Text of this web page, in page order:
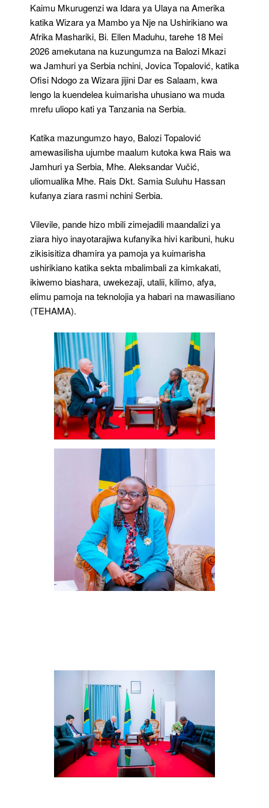
Serbia,
Ujumbe
Maalum
Wawasilishwa
Kaimu Mkurugenzi wa Idara ya Ulaya na Amerika
katika Wizara ya Mambo ya Nje na Ushirikiano wa
Afrika Mashariki, Bi. Ellen Maduhu, tarehe 18 Mei
2026 amekutana na kuzungumza na Balozi Mkazi
wa Jamhuri ya Serbia nchini, Jovica Topalović, katika
Ofisi Ndogo za Wizara jijini Dar es Salaam, kwa
lengo la kuendelea kuimarisha uhusiano wa muda
mrefu uliopo kati ya Tanzania na Serbia.
Katika mazungumzo hayo, Balozi Topalović
amewasilisha ujumbe maalum kutoka kwa Rais wa
Jamhuri ya Serbia, Mhe. Aleksandar Vučić,
uliomualika Mhe. Rais Dkt. Samia Suluhu Hassan
kufanya ziara rasmi nchini Serbia.
Vilevile, pande hizo mbili zimejadili maandalizi ya
ziara hiyo inayotarajiwa kufanyika hivi karibuni, huku
zikisisitiza dhamira ya pamoja ya kuimarisha
ushirikiano katika sekta mbalimbali za kimkakati,
ikiwemo biashara, uwekezaji, utalii, kilimo, afya,
elimu pamoja na teknolojia ya habari na mawasiliano
(TEHAMA).